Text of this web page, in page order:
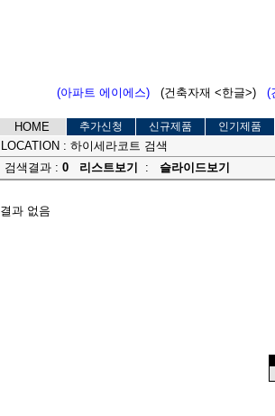
(아파트 에이에스) (건축자재 <한글>) (
HOME 추가신청 신규제품 인기제품
LOCATION : 하이세라코트 검색
검색결과 : 0 리스트보기 : 슬라이드보기
결과 없음